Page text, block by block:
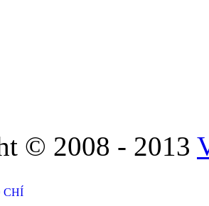
© 2008 - 2013
CHÍ